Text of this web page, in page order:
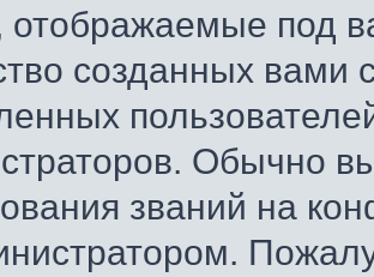
отображаемые под
созданных
Обычно
званий на